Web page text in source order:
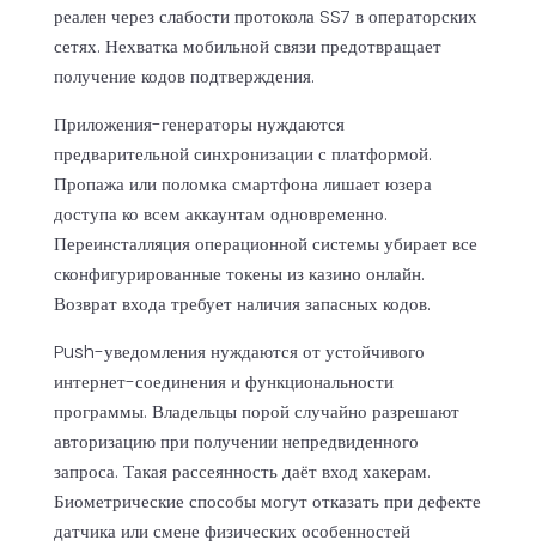
реален через слабости протокола SS7 в операторских
сетях. Нехватка мобильной связи предотвращает
получение кодов подтверждения.
Приложения-генераторы нуждаются
предварительной синхронизации с платформой.
Пропажа или поломка смартфона лишает юзера
доступа ко всем аккаунтам одновременно.
Переинсталляция операционной системы убирает все
сконфигурированные токены из казино онлайн.
Возврат входа требует наличия запасных кодов.
Push-уведомления нуждаются от устойчивого
интернет-соединения и функциональности
программы. Владельцы порой случайно разрешают
авторизацию при получении непредвиденного
запроса. Такая рассеянность даёт вход хакерам.
Биометрические способы могут отказать при дефекте
датчика или смене физических особенностей